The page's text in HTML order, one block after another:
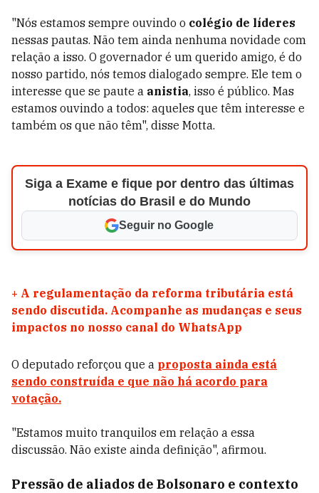
"Nós estamos sempre ouvindo o colégio de líderes
nessas pautas. Não tem ainda nenhuma novidade com
relação a isso. O governador é um querido amigo, é do
nosso partido, nós temos dialogado sempre. Ele tem o
interesse que se paute a anistia, isso é público. Mas
estamos ouvindo a todos: aqueles que têm interesse e
também os que não têm", disse Motta.
Siga a Exame e fique por dentro das últimas
notícias do Brasil e do Mundo
Seguir no Google
+ A regulamentação da reforma tributária está
sendo discutida. Acompanhe as mudanças e seus
impactos no nosso canal do WhatsApp
O deputado reforçou que a proposta ainda está
sendo construída e que não há acordo para
votação.
"Estamos muito tranquilos em relação a essa
discussão. Não existe ainda definição", afirmou.
Pressão de aliados de Bolsonaro e contexto